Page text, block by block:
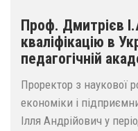
Проф. Дмитрієв
кваліфікацію в
педагогічній
Проректор з наукової
економіки і
Ілля Андрійович у